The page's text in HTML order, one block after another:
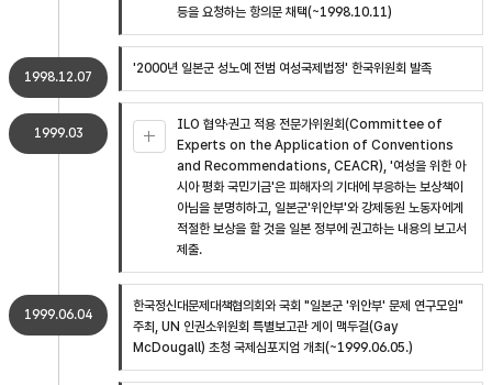
등을 요청하는 항의문 채택(~1998.10.11)
1998.12.07
'2000년 일본군 성노예 전범 여성국제법정' 한국위원회 발족
1999.03
ILO 협약·권고 적용 전문가위원회(Committee of
Experts on the Application of Conventions
and Recommendations, CEACR), '여성을 위한 아
시아 평화 국민기금'은 피해자의 기대에 부응하는 보상책이
아님을 분명히하고, 일본군'위안부'와 강제동원 노동자에게
적절한 보상을 할 것을 일본 정부에 권고하는 내용의 보고서
제출.
1999.06.04
한국정신대문제대책협의회와 국회 "일본군 '위안부' 문제 연구모임"
주최, UN 인권소위원회 특별보고관 게이 맥두걸(Gay
McDougall) 초청 국제심포지엄 개최(~1999.06.05.)